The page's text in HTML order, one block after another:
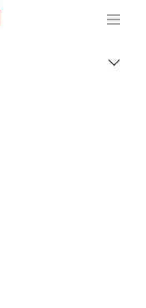
Canon Logo, back to
İçerik